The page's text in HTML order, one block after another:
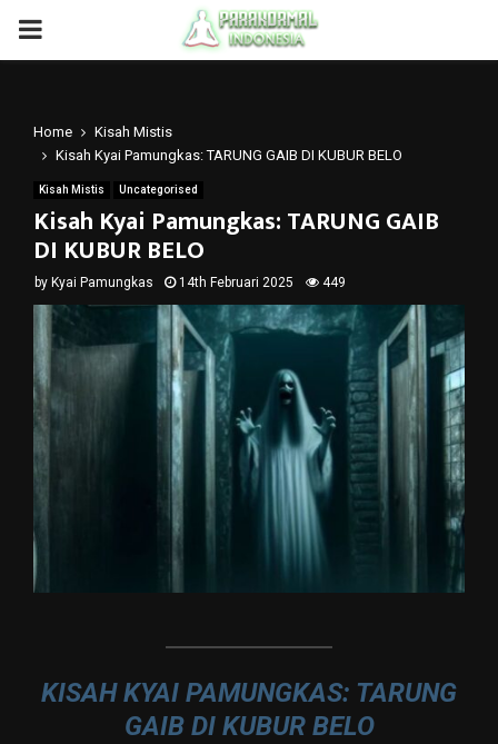
PRIMARY
Home
Kisah Mistis
Kisah Kyai Pamungkas: TARUNG GAIB DI KUBUR BELO
Kisah Mistis Uncategorised
Kisah Kyai Pamungkas: TARUNG GAIB
DI KUBUR BELO
by Kyai Pamungkas 14th Februari 2025 449
KISAH KYAI PAMUNGKAS: TARUNG
GAIB DI KUBUR BELO